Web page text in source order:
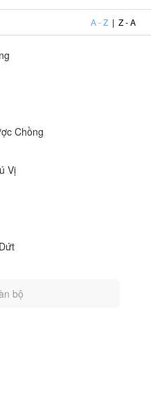
số phận chia cắt. Từ trò đùa
không thể rời xa...
cho phép NovelToon đăng
A - Z | Z - A
Chồng
Vị
bộ